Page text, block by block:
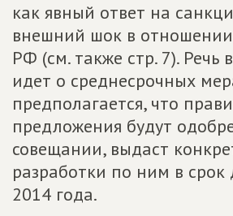
как явный ответ на
внешний шок в
РФ (см. также стр. 7). Речь
идет о среднесрочных
предполагается, что
предложения будут
совещании, выдаст
разработки по ним в срок
2014 года.